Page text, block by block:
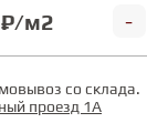
₽/м2 -
со склада.
проезд 1А